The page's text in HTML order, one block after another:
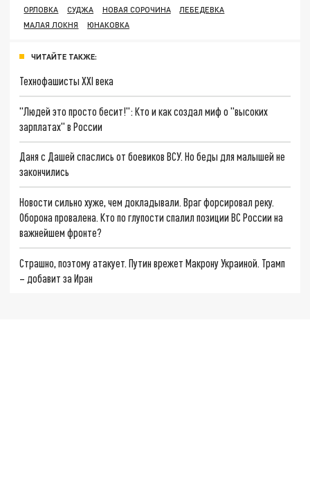
ОРЛОВКА
СУДЖА НОВАЯ СОРОЧИНА
ЛЕБЕДЕВКА
МАЛАЯ ЛОКНЯ
ЮНАКОВКА
ЧИТАЙТЕ ТАКЖЕ:
Технофашисты XXI века
"Людей это просто бесит!": Кто и как создал миф о "высоких
зарплатах" в России
Даня с Дашей спаслись от боевиков ВСУ. Но беды для малышей не
закончились
Новости сильно хуже, чем докладывали. Враг форсировал реку.
Оборона провалена. Кто по глупости спалил позиции ВС России на
важнейшем фронте?
Страшно, поэтому атакует. Путин врежет Макрону Украиной. Трамп
– добавит за Иран